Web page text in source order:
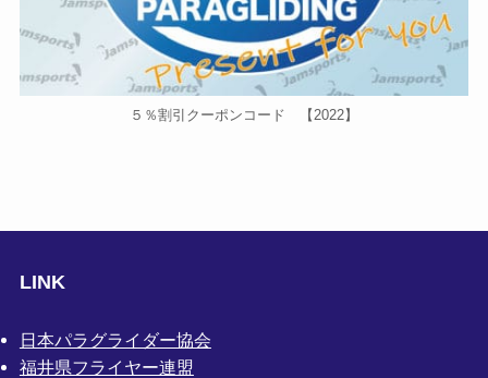
５％割引クーポンコード 【2022】
LINK
日本パラグライダー協会
福井県フライヤー連盟